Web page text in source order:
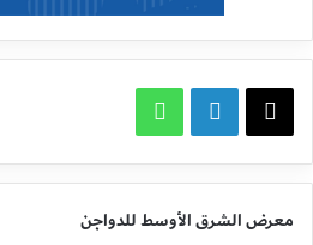
لينكدإن
معرض الشرق الأوسط للدواجن